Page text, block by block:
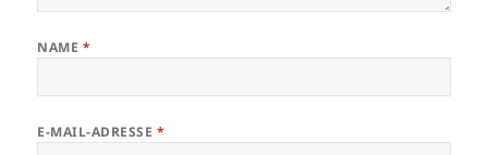
NAME *
E-MAIL-ADRESSE *